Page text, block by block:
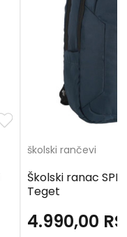
školski rančevi
Školski ranac
Teget
4.990,00